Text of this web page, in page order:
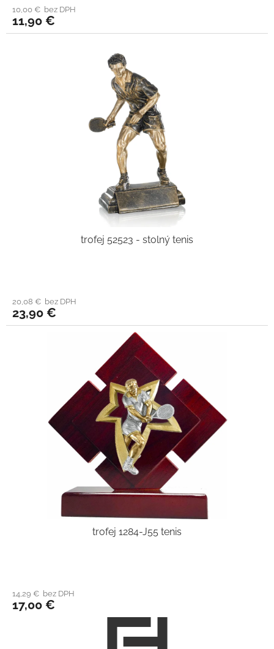
10,00 € bez DPH
11,90 €
trofej 52523 - stolný tenis
20,08 € bez DPH
23,90 €
trofej 1284-J55 tenis
14,29 € bez DPH
17,00 €